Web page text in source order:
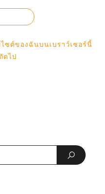
ซต์ของฉันบนเบราว์เซอร์นี้
ดไป